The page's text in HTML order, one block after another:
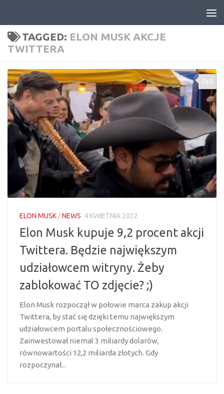
TAGGED: ELON MUSK AKCJE
TWITTERA
0
ELON MUSK /NEWS 4 KWIETNIA 2022
Elon Musk kupuje 9,2 procent akcji
Twittera. Będzie największym
udziałowcem witryny. Żeby
zablokować TO zdjęcie? ;)
Elon Musk rozpoczął w połowie marca zakup akcji
Twittera, by stać się dzięki temu największym
udziałowcem portalu społecznościowego.
Zainwestował niemal 3 miliardy dolarów,
równowartości 12,2 miliarda złotych. Gdy
rozpoczynał...